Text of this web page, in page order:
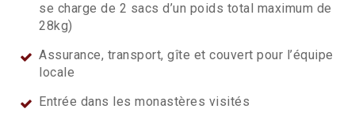
se charge de 2 sacs d’un poids total maximum de
28kg)
Assurance, transport, gîte et couvert pour l’équipe
locale
Entrée dans les monastères visités